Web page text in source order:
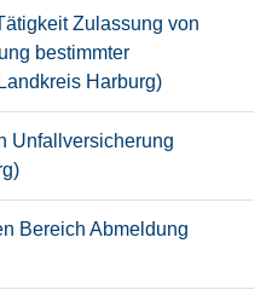
Zulassung von
bestimmter
Harburg)
Unfallversicherung
Bereich Abmeldung